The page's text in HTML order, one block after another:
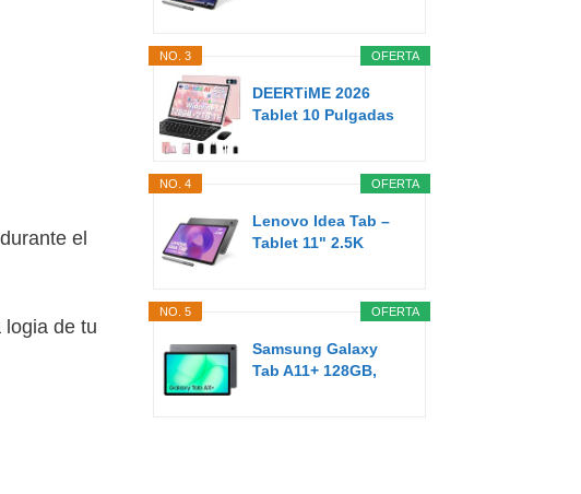
el
logia de tu
OFERTA
NO. 3
DEERTiME 2026
Tablet 10 Pulgadas
OFERTA
NO. 4
Lenovo Idea Tab –
Tablet 11" 2.5K
OFERTA
NO. 5
Samsung Galaxy
Tab A11+ 128GB,